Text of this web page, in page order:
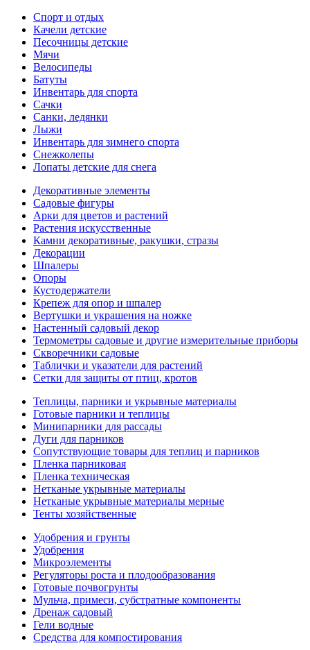
Спорт и отдых
Качели детские
Песочницы детские
Мячи
Велосипеды
Батуты
Инвентарь для спорта
Сачки
Санки, ледянки
Лыжи
Инвентарь для зимнего спорта
Снежколепы
Лопаты детские для снега
Декоративные элементы
Садовые фигуры
Арки для цветов и растений
Растения искусственные
Камни декоративные, ракушки, стразы
Декорации
Шпалеры
Опоры
Кустодержатели
Крепеж для опор и шпалер
Вертушки и украшения на ножке
Настенный садовый декор
Термометры садовые и другие измерительные приборы
Скворечники садовые
Таблички и указатели для растений
Сетки для защиты от птиц, кротов
Теплицы, парники и укрывные материалы
Готовые парники и теплицы
Минипарники для рассады
Дуги для парников
Сопутствующие товары для теплиц и парников
Пленка парниковая
Пленка техническая
Нетканые укрывные материалы
Нетканые укрывные материалы мерные
Тенты хозяйственные
Удобрения и грунты
Удобрения
Микроэлементы
Регуляторы роста и плодообразования
Готовые почвогрунты
Мульча, примеси, субстратные компоненты
Дренаж садовый
Гели водные
Средства для компостирования